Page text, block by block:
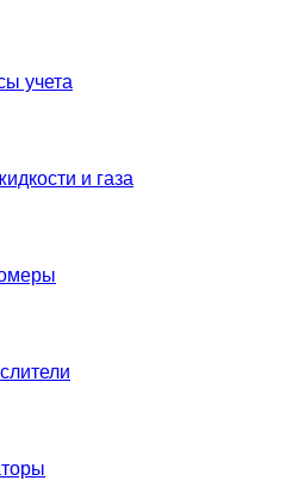
учета
и газа